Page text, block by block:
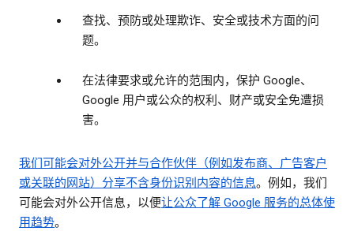
查找、预防或处理欺诈、安全或技术方面的问
题。
在法律要求或允许的范围内，保护 Google、
Google 用户或公众的权利、财产或安全免遭损
害。
我们可能会对外公开并与合作伙伴（例如发布商、广告客户
或关联的网站）分享不含身份识别内容的信息。例如，我们
可能会对外公开信息，以便让公众了解 Google 服务的总体使
用趋势。